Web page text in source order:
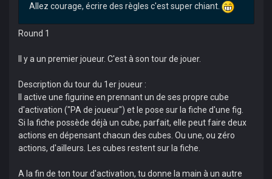
Allez courage, écrire des règles c'est super chiant.
Round 1
Il y a un premier joueur. C'est à son tour de jouer.
Description du tour du 1er joueur :
Il active une figurine en prennant un de ses propre cube
d'activation ("PA de joueur") et le pose sur la fiche d'une fig.
Si la fiche possède déjà un cube, parfait, elle peut faire deux
actions en dépensant chacun des cubes. Ou une, ou zéro
actions, d'ailleurs. Les cubes restent sur la fiche.
A la fin de ton tour d'activation, tu donne la main à un autre